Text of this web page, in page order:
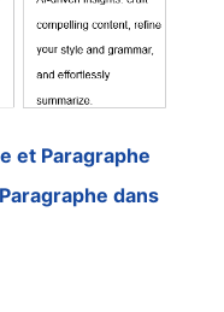
et Paragraphe
dans